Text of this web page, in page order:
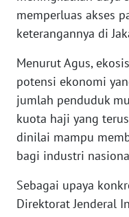
memperluas akses
keterangannya di
Menurut Agus,
potensi ekonomi
jumlah penduduk
kuota haji yang
dinilai mampu
bagi industri
Sebagai upaya
Direktorat Jenderal
News
Regional
WN
SUMUT
WN
WN
JABAR